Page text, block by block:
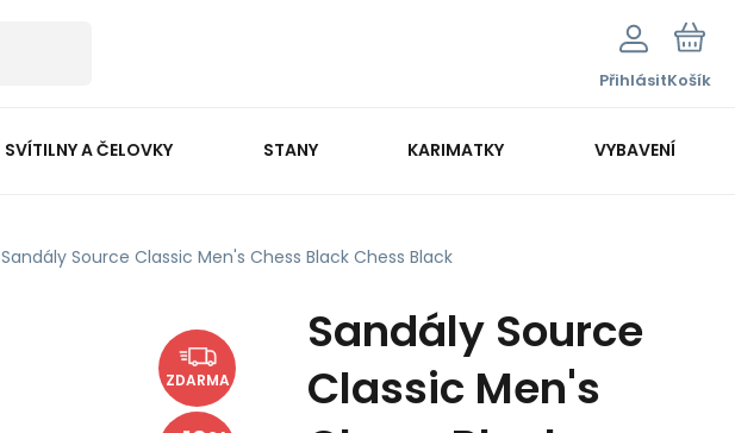
PřihlásitKošík
SVÍTILNY A ČELOVKY STANY KARIMATKY VYBAVENÍ
Sandály Source Classic Men's Chess Black Chess Black
ZDARMA
Sandály Source
Classic Men's